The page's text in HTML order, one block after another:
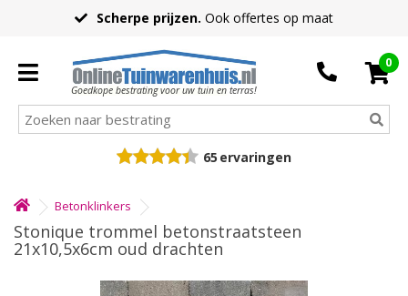
Scherpe prijzen. Ook offertes op maat
Goedkope bestrating voor uw tuin en terras!
0
65 ervaringen
Betonklinkers
Stonique trommel betonstraatsteen
21x10,5x6cm oud drachten